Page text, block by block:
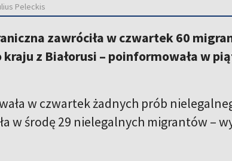
Peleckis
zawróciła w czwartek 60
z Białorusi – poinformowała w
w czwartek żadnych prób
w środę 29 nielegalnych migrantów –